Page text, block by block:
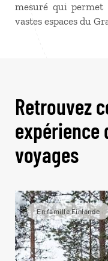
mesuré qui permet
vastes espaces du
Retrouvez
expérience
voyages
En famille Finlande